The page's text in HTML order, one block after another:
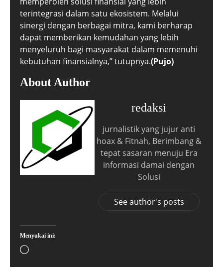
terintegrasi dalam satu ekosistem. Melalui
sinergi dengan berbagai mitra, kami berharap
dapat memberikan kemudahan yang lebih
menyeluruh bagi masyarakat dalam memenuhi
kebutuhan finansialnya,” tutupnya.(Pujo)
About Author
redaksi
jurnalistik yang jujur anti
hoax & Fitnah, Berimbang &
tepat sasaran menuju Era
informasi damai dengan
Solusi
See author's posts
Menyukai ini: